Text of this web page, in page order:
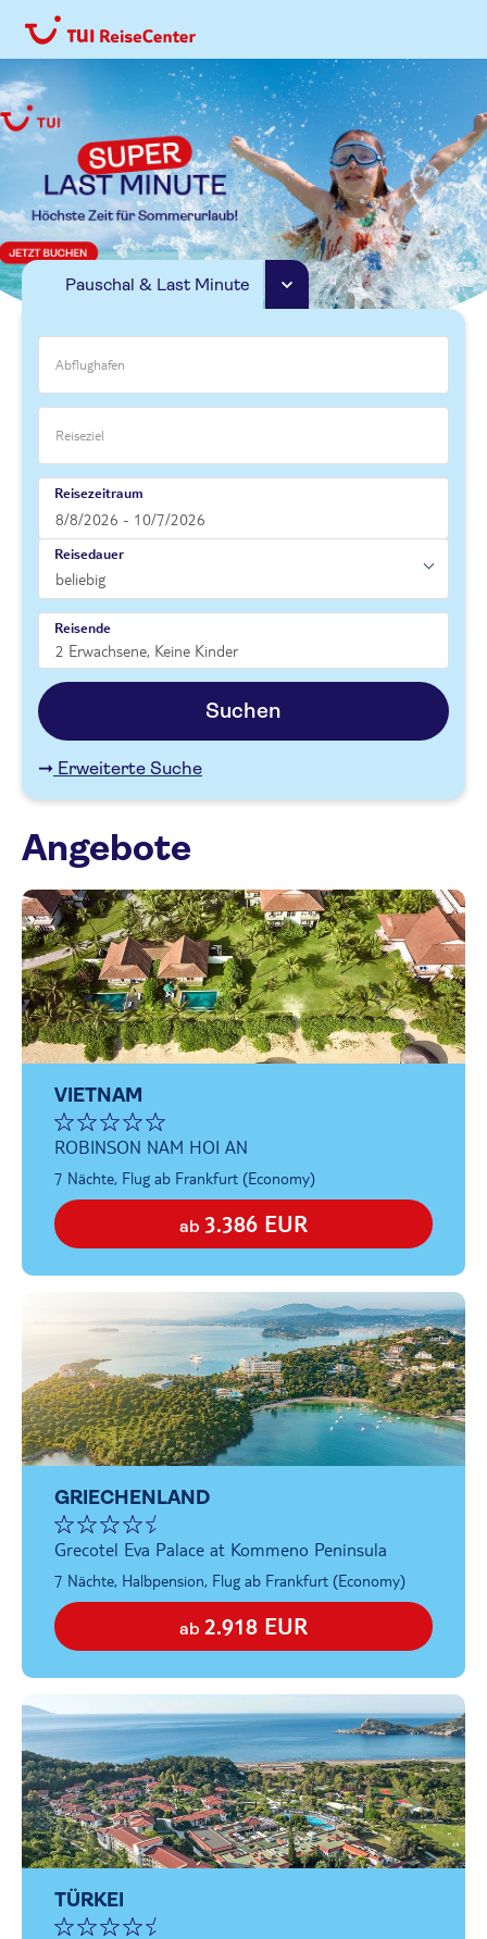
Pauschal & Last Minute
Reisezeitraum
Reisedauer
Reisende
Suchen
Erweiterte Suche
Angebote
VIETNAM
ROBINSON NAM HOI AN
7 Nächte, Flug ab Frankfurt (Economy)
ab 3.386 EUR
GRIECHENLAND
Grecotel Eva Palace at Kommeno Peninsula
7 Nächte, Halbpension, Flug ab Frankfurt (Economy)
ab 2.918 EUR
TÜRKEI